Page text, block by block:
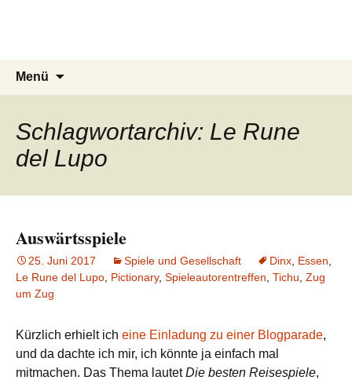
Menü
Schlagwortarchiv: Le Rune
del Lupo
Auswärtsspiele
25. Juni 2017 Spiele und Gesellschaft Dinx Essen
Le Rune del Lupo Pictionary, Spieleautorentreffen Tichu Zug
um Zug
Kürzlich erhielt ich eine Einladung zu einer Blogparade,
und da dachte ich mir, ich könnte ja einfach mal
mitmachen. Das Thema lautetDie besten Reisespiele,